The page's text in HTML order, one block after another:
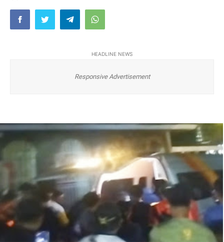
HEADLINE NEWS
Responsive Advertisement